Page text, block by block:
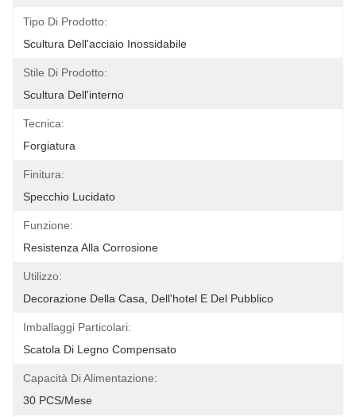
Tipo Di Prodotto:
Scultura Dell'acciaio Inossidabile
Stile Di Prodotto:
Scultura Dell'interno
Tecnica:
Forgiatura
Finitura:
Specchio Lucidato
Funzione:
Resistenza Alla Corrosione
Utilizzo:
Decorazione Della Casa, Dell'hotel E Del Pubblico
Imballaggi Particolari:
Scatola Di Legno Compensato
Capacità Di Alimentazione:
30 PCS/mese